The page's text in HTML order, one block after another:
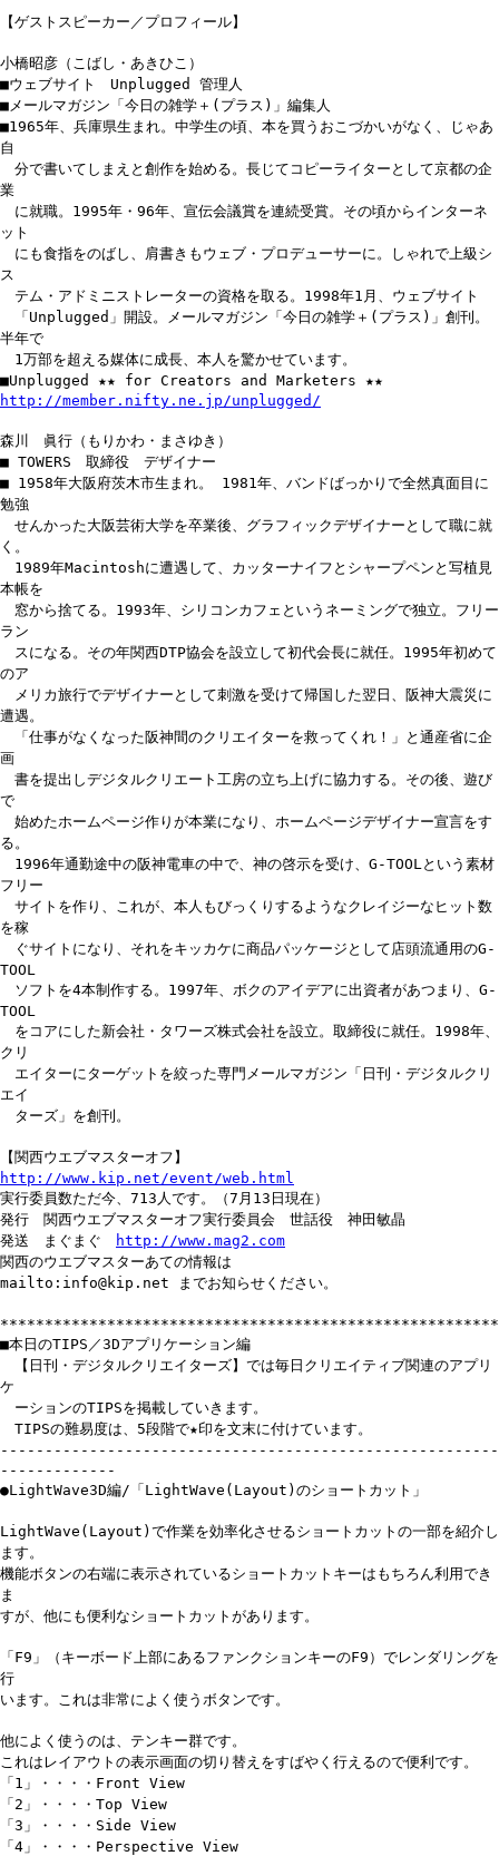
【ゲストスピーカー／プロフィール】
小橋昭彦（こばし・あきひこ）
■ウェブサイト Unplugged 管理人
■メールマガジン「今日の雑学＋(プラス)」編集人
■1965年、兵庫県生まれ。中学生の頃、本を買うおこづかいがなく、じゃあ
自
分で書いてしまえと創作を始める。長じてコピーライターとして京都の企
業
に就職。1995年・96年、宣伝会議賞を連続受賞。その頃からインターネ
ット
にも食指をのばし、肩書きもウェブ・プロデューサーに。しゃれで上級シ
ス
テム・アドミニストレーターの資格を取る。1998年1月、ウェブサイト
「Unplugged」開設。メールマガジン「今日の雑学＋(プラス)」創刊。
半年で
1万部を超える媒体に成長、本人を驚かせています。
■Unplugged ★★ for Creators and Marketers ★★
http://member.nifty.ne.jp/unplugged/
森川 眞行（もりかわ・まさゆき）
■ TOWERS 取締役 デザイナー
■ 1958年大阪府茨木市生まれ。 1981年、バンドばっかりで全然真面目に
勉強
せんかった大阪芸術大学を卒業後、グラフィックデザイナーとして職に就
く。
1989年Macintoshに遭遇して、カッターナイフとシャープペンと写植見
本帳を
窓から捨てる。1993年、シリコンカフェというネーミングで独立。フリー
ラン
スになる。その年関西DTP協会を設立して初代会長に就任。1995年初めて
のア
メリカ旅行でデザイナーとして刺激を受けて帰国した翌日、阪神大震災に
遭遇。
「仕事がなくなった阪神間のクリエイターを救ってくれ！」と通産省に企
画
書を提出しデジタルクリエート工房の立ち上げに協力する。その後、遊び
で
始めたホームページ作りが本業になり、ホームページデザイナー宣言をす
る。
1996年通勤途中の阪神電車の中で、神の啓示を受け、G-TOOLという素材
フリー
サイトを作り、これが、本人もびっくりするようなクレイジーなヒット数
を稼
ぐサイトになり、それをキッカケに商品パッケージとして店頭流通用のG-
TOOL
ソフトを4本制作する。1997年、ボクのアイデアに出資者があつまり、G-
TOOL
をコアにした新会社・タワーズ株式会社を設立。取締役に就任。1998年、
クリ
エイターにターゲットを絞った専門メールマガジン「日刊・デジタルクリ
エイ
ターズ」を創刊。
【関西ウエブマスターオフ】
http://www.kip.net/event/web.html
実行委員数ただ今、713人です。（7月13日現在）
発行 関西ウエブマスターオフ実行委員会 世話役 神田敏晶
発送 まぐまぐ
http://www.mag2.com
関西のウエブマスターあての情報は
mailto:info@kip.net までお知らせください。
■本日のTIPS／3Dアプリケーション編
【日刊・デジタルクリエイターズ】では毎日クリエイティブ関連のアプリ
ケ
ーションのTIPSを掲載していきます。
TIPSの難易度は、5段階で★印を文末に付けています。
--------------------------------------------------------
-------------
●LightWave3D編/「LightWave(Layout)のショートカット」
LightWave(Layout)で作業を効率化させるショートカットの一部を紹介し
ます。
機能ボタンの右端に表示されているショートカットキーはもちろん利用でき
ま
すが、他にも便利なショートカットがあります。
「F9」（キーボード上部にあるファンクションキーのF9）でレンダリングを
行
います。これは非常によく使うボタンです。
他によく使うのは、テンキー群です。
これはレイアウトの表示画面の切り替えをすばやく行えるので便利です。
「1」・・・・Front View
「2」・・・・Top View
「3」・・・・Side View
「4」・・・・Perspective View